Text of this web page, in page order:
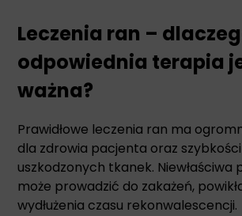
Leczenia ran –
odpowiednia terapia
ważna?
Prawidłowe leczenia ran ma
dla zdrowia pacjenta oraz
uszkodzonych tkanek. Niewłaściwa
może prowadzić do zakażeń,
wydłużenia czasu rekonwalescencji.